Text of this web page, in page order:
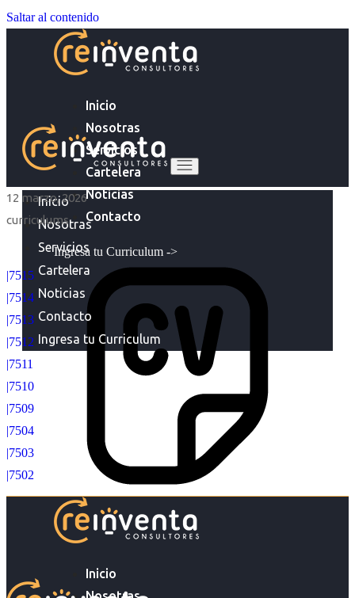
Saltar al contenido
Inicio
Nosotras
Servicios
Cartelera
Noticias
Contacto
Ingresa tu Curriculum ->
Inicio
Inicio
Nosotras
Servicios
Cartelera
Noticias
Contacto
Ingresa tu Curriculum
12 marzo, 2026
curriculums
|7515
|7514
|7513
|7512
|7511
|7510
|7509
|7504
|7503
|7502